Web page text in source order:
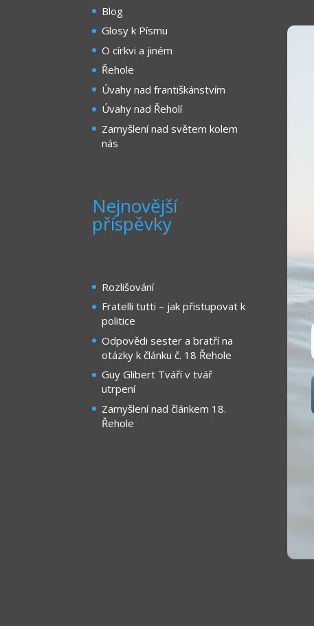
Blog
Glosy k Písmu
O církvi a jiném
Řehole
Úvahy nad františkánstvím
Úvahy nad Řeholí
Zamyšlení nad světem kolem
nás
Nejnovější
příspěvky
Rozlišování
Fratelli tutti – jak přistupovat k
politice
Odpovědi sester a bratří na
otázky k článku č. 18 Řehole
Guy Glibert Tváří v tvář
utrpení
Zamyšlení nad článkem 18.
Řehole